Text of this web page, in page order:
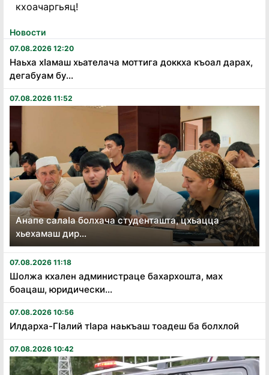
Новости
07.08.2026 12:20
Наьха хӏамаш хьателача моттига доккха къоал дарах,
дегабуам бу...
07.08.2026 11:52
Анапе салаӏа болхача студенташта, цхьацца
хьехамаш дир...
07.08.2026 11:18
Шолжа кхален администраце бахархошта, мах
боацаш, юридически...
07.08.2026 10:56
Илдарха-Гӏалий тӏара наькъаш тоадеш ба болхлой
07.08.2026 10:42
кхоачаргьяц!